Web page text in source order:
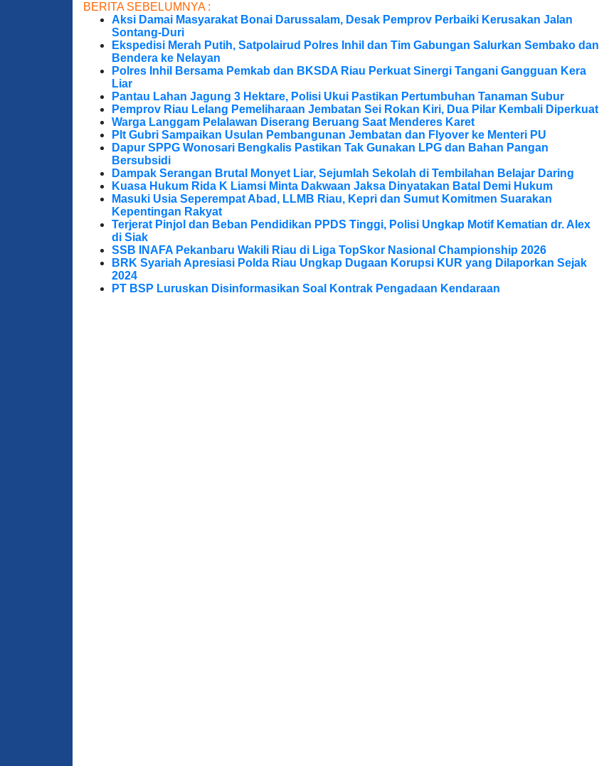
BERITA SEBELUMNYA :
Aksi Damai Masyarakat Bonai Darussalam, Desak Pemprov Perbaiki Kerusakan Jalan
Sontang-Duri
Ekspedisi Merah Putih, Satpolairud Polres Inhil dan Tim Gabungan Salurkan Sembako dan
Bendera ke Nelayan
Polres Inhil Bersama Pemkab dan BKSDA Riau Perkuat Sinergi Tangani Gangguan Kera
Liar
Pantau Lahan Jagung 3 Hektare, Polisi Ukui Pastikan Pertumbuhan Tanaman Subur
Pemprov Riau Lelang Pemeliharaan Jembatan Sei Rokan Kiri, Dua Pilar Kembali Diperkuat
Warga Langgam Pelalawan Diserang Beruang Saat Menderes Karet
Plt Gubri Sampaikan Usulan Pembangunan Jembatan dan Flyover ke Menteri PU
Dapur SPPG Wonosari Bengkalis Pastikan Tak Gunakan LPG dan Bahan Pangan
Bersubsidi
Dampak Serangan Brutal Monyet Liar, Sejumlah Sekolah di Tembilahan Belajar Daring
Kuasa Hukum Rida K Liamsi Minta Dakwaan Jaksa Dinyatakan Batal Demi Hukum
Masuki Usia Seperempat Abad, LLMB Riau, Kepri dan Sumut Komitmen Suarakan
Kepentingan Rakyat
Terjerat Pinjol dan Beban Pendidikan PPDS Tinggi, Polisi Ungkap Motif Kematian dr. Alex
di Siak
SSB INAFA Pekanbaru Wakili Riau di Liga TopSkor Nasional Championship 2026
BRK Syariah Apresiasi Polda Riau Ungkap Dugaan Korupsi KUR yang Dilaporkan Sejak
2024
PT BSP Luruskan Disinformasikan Soal Kontrak Pengadaan Kendaraan